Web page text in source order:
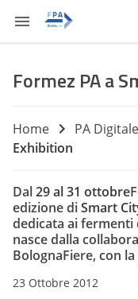
Formez PA a
Home PA Digitale
Exhibition
Dal29 al 31 ottobre
edizione diSmart
dedicata ai fermenti
nasce dalla
BolognaFiere, con
23 Ottobre 2012